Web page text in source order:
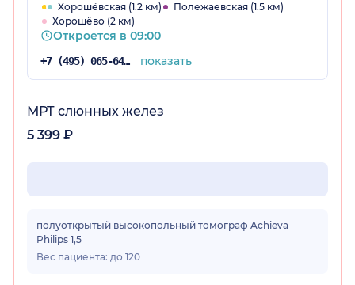
Хорошёвская (1.2 км)
Полежаевская (1.5 км)
Хорошёво (2 км)
Откроется в 09:00
+7 (495) 065-64-93 показать
МРТ слюнных желез
5 399 ₽
полуоткрытый высокопольный томограф Achieva
Philips 1,5
Вес пациента: до 120